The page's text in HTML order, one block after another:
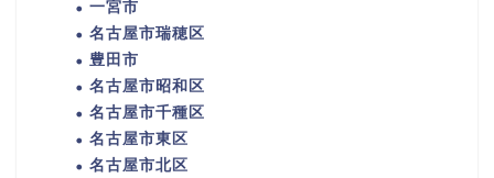
一宮市
名古屋市瑞穂区
豊田市
名古屋市昭和区
名古屋市千種区
名古屋市東区
名古屋市北区